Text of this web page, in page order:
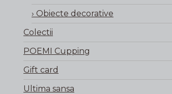
Obiecte decorative
Colectii
POEMI Cupping
Gift card
Ultima sansa